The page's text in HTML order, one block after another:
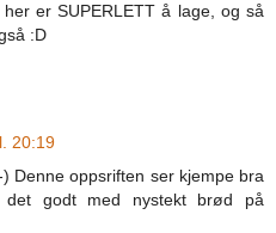
er SUPERLETT å lage, og så
:D
20:19
Denne oppsriften ser kjempe bra
godt med nystekt brød på